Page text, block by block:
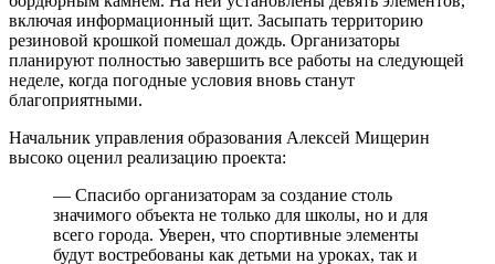
включая информационный щит. Засыпать территорию
резиновой крошкой помешал дождь. Организаторы
планируют полностью завершить все работы на следующей
неделе, когда погодные условия вновь станут
благоприятными.
Начальник управления образования Алексей Мищерин
высоко оценил реализацию проекта:
— Спасибо организаторам за создание столь
значимого объекта не только для школы, но и для
всего города. Уверен, что спортивные элементы
будут востребованы как детьми на уроках, так и